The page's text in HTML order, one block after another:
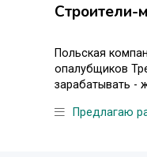
Строители-
Польская
опалубщиков
зарабатывать -
Предлагаю